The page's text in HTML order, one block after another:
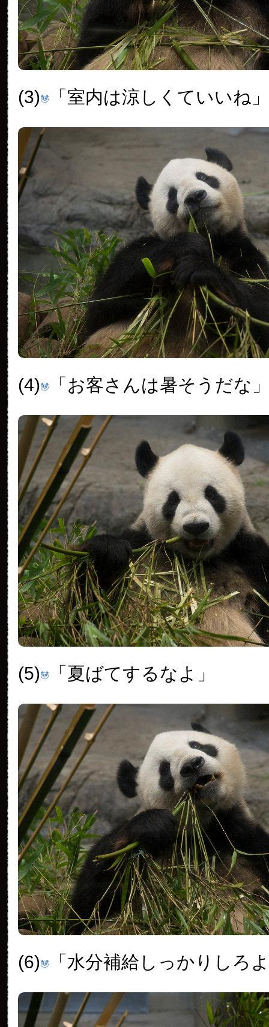
(3) 「室内は涼しくていいね」
(4) 「お客さんは暑そうだな
(5) 「夏ばてするなよ」
(6) 「水分補給しっかりしろ